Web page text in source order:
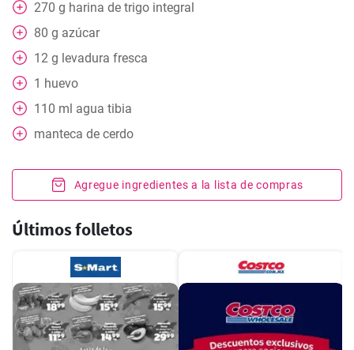
270 g harina de trigo integral
80 g azúcar
12 g levadura fresca
1 huevo
110 ml agua tibia
manteca de cerdo
Agregue ingredientes a la lista de compras
Últimos folletos